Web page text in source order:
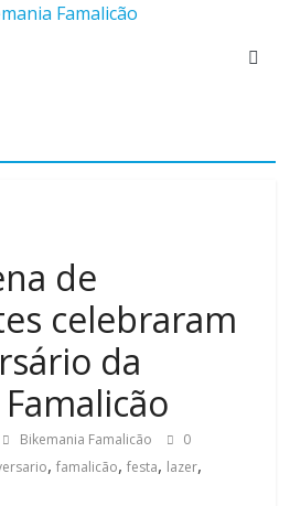
de
celebraram
da
Bikemania Famalicão
0
,famalicão,festa, lazer,